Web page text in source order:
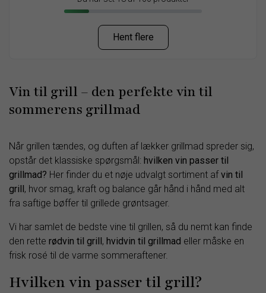
Hent flere
Vin til grill – den perfekte vin til
sommerens grillmad
Når grillen tændes, og duften af lækker grillmad spreder sig,
opstår det klassiske spørgsmål: hvilken vin passer til
grillmad? Her finder du et nøje udvalgt sortiment afvin til
grill, hvor smag, kraft og balance går hånd i hånd med alt
fra saftige bøffer til grillede grøntsager.
Vi har samlet de bedste vine til grillen, så du nemt kan finde
den rette rødvin til grill, hvidvin til grillmad eller måske en
frisk rosé til de varme sommeraftener.
Hvilken vin passer til grill?